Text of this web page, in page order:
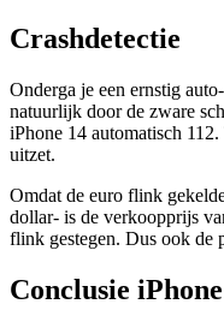
Crashdetectie
Onderga je een ernstig
natuurlijk door de zware
iPhone 14 automatisch
uitzet.
Omdat de euro flink
dollar- is de verkoopprijs
flink gestegen. Dus ook de
Conclusie